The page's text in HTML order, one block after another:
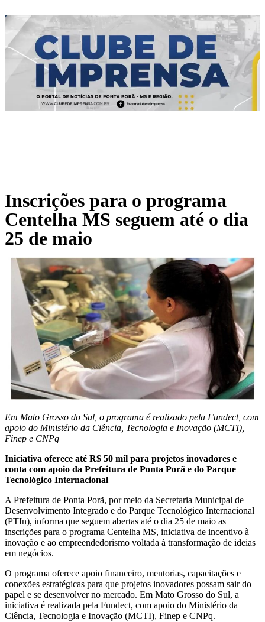
Inscrições para o programa
Centelha MS seguem até o dia
25 de maio
Em Mato Grosso do Sul, o programa é realizado pela Fundect, com
apoio do Ministério da Ciência, Tecnologia e Inovação (MCTI),
Finep e CNPq
Iniciativa oferece até R$ 50 mil para projetos inovadores e
conta com apoio da Prefeitura de Ponta Porã e do Parque
Tecnológico Internacional
A Prefeitura de Ponta Porã, por meio da Secretaria Municipal de
Desenvolvimento Integrado e do Parque Tecnológico Internacional
(PTIn), informa que seguem abertas até o dia 25 de maio as
inscrições para o programa Centelha MS, iniciativa de incentivo à
inovação e ao empreendedorismo voltada à transformação de ideias
em negócios.
O programa oferece apoio financeiro, mentorias, capacitações e
conexões estratégicas para que projetos inovadores possam sair do
papel e se desenvolver no mercado. Em Mato Grosso do Sul, a
iniciativa é realizada pela Fundect, com apoio do Ministério da
Ciência, Tecnologia e Inovação (MCTI), Finep e CNPq.